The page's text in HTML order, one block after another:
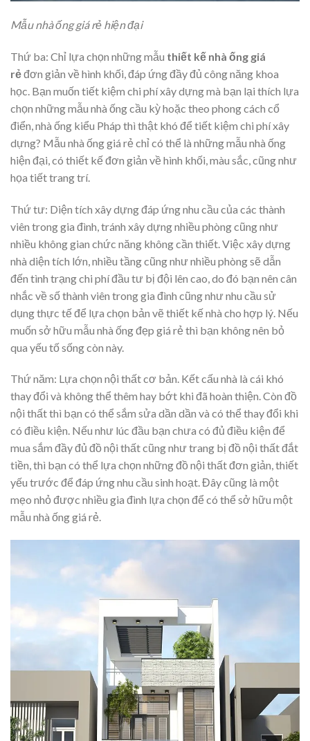
Mẫu nhà ống giá rẻ hiện đại
Thứ ba: Chỉ lựa chọn những mẫu thiết kế nhà ống giá
rẻđơn giản về hình khối, đáp ứng đầy đủ công năng khoa
học. Bạn muốn tiết kiệm chi phí xây dựng mà bạn lại thích lựa
chọn những mẫu nhà ống cầu kỳ hoặc theo phong cách cổ
điển, nhà ống kiểu Pháp thì thật khó để tiết kiệm chi phí xây
dựng? Mẫu nhà ống giá rẻ chỉ có thể là những mẫu nhà ống
hiện đại, có thiết kế đơn giản về hình khối, màu sắc, cũng như
họa tiết trang trí.
Thứ tư: Diện tích xây dựng đáp ứng nhu cầu của các thành
viên trong gia đình, tránh xây dựng nhiều phòng cũng như
nhiều không gian chức năng không cần thiết. Việc xây dựng
nhà diện tích lớn, nhiều tầng cũng như nhiều phòng sẽ dẫn
đến tình trạng chi phí đầu tư bị đội lên cao, do đó bạn nên cân
nhắc về số thành viên trong gia đình cũng như nhu cầu sử
dụng thực tế để lựa chọn bản vẽ thiết kế nhà cho hợp lý. Nếu
muốn sở hữu mẫu nhà ống đẹp giá rẻ thì bạn không nên bỏ
qua yếu tố sống còn này.
Thứ năm: Lựa chọn nội thất cơ bản. Kết cấu nhà là cái khó
thay đổi và không thể thêm hay bớt khi đã hoàn thiện. Còn đồ
nội thất thì bạn có thể sắm sửa dần dần và có thể thay đổi khi
có điều kiện. Nếu như lúc đầu bạn chưa có đủ điều kiện để
mua sắm đầy đủ đồ nội thất cũng như trang bị đồ nội thất đắt
tiền, thì bạn có thể lựa chọn những đồ nội thất đơn giản, thiết
yếu trước để đáp ứng nhu cầu sinh hoạt. Đây cũng là một
mẹo nhỏ được nhiều gia đình lựa chọn để có thể sở hữu một
mẫu nhà ống giá rẻ.